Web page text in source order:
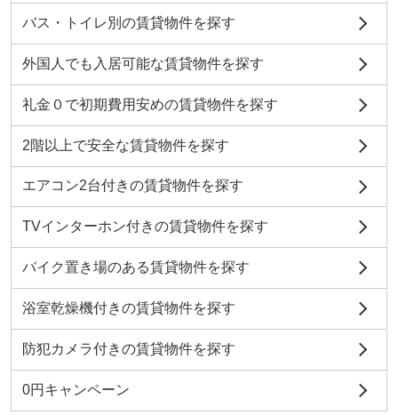
バス・トイレ別の賃貸物件を探す
外国人でも入居可能な賃貸物件を探す
礼金０で初期費用安めの賃貸物件を探す
2階以上で安全な賃貸物件を探す
エアコン2台付きの賃貸物件を探す
TVインターホン付きの賃貸物件を探す
バイク置き場のある賃貸物件を探す
浴室乾燥機付きの賃貸物件を探す
防犯カメラ付きの賃貸物件を探す
0円キャンペーン